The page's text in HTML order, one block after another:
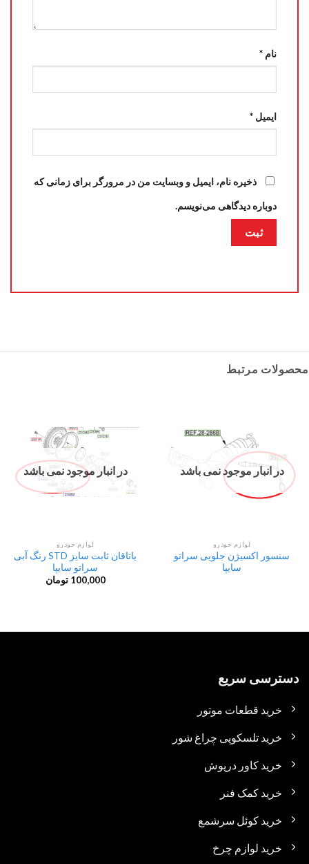
نام *
ایمیل *
ذخیره نام، ایمیل و وبسایت من در مرورگر برای زمانی که
دوباره دیدگاهی می‌نویسم.
محصولات مرتبط
در انبار موجود نمی باشد
لوازم خودرو
سنسور اکسیژن جلویی سراتو
سایپا
در انبار موجود نمی باشد
لوازم خودرو
یاتاقان ثابت سایز STD رنگ آبی
سراتو سایپا
100,000 تومان
دسترسی سریع
خرید قطعات موتور
خرید تلسکوپی چراغ شور
خرید کاور درپوش
خرید کمک فنر
خرید کوئل سرشمع
خرید لوازم چرخ